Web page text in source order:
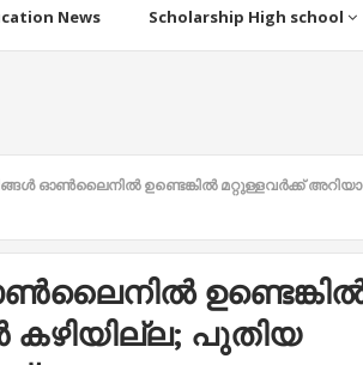
News Scholarship High school
ഓണ്‍ലൈനില്‍ ഉണ്ടെങ്കില്‍ മറ്റുള്ളവര്‍ക്ക്
കഴിയില്ല; പുതിയ